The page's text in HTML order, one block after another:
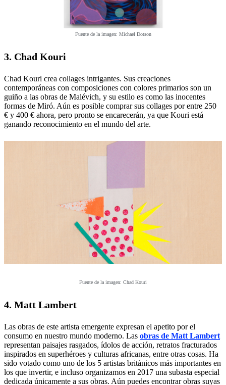
Fuente de la imagen: Michael Dotson
3. Chad Kouri
Chad Kouri crea collages intrigantes. Sus creaciones
contemporáneas con composiciones con colores primarios son un
guiño a las obras de Malévich, y su estilo es como las inocentes
formas de Miró. Aún es posible comprar sus collages por entre 250
€ y 400 € ahora, pero pronto se encarecerán, ya que Kouri está
ganando reconocimiento en el mundo del arte.
Fuente de la imagen: Chad Kouri
4. Matt Lambert
Las obras de este artista emergente expresan el apetito por el
consumo en nuestro mundo moderno. Las obras de Matt Lambert
representan paisajes rasgados, ídolos de acción, retratos fracturados
inspirados en superhéroes y culturas africanas, entre otras cosas. Ha
sido votado como uno de los 5 artistas británicos más importantes en
los que invertir, e incluso organizamos en 2017 una subasta especial
dedicada únicamente a sus obras. Aún puedes encontrar obras suyas